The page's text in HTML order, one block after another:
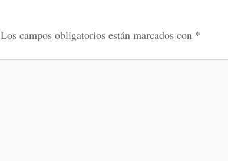
Los campos obligatorios están marcados con *